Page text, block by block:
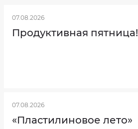
07.08.2026
Продуктивная пятница!
07.08.2026
«Пластилиновое лето»